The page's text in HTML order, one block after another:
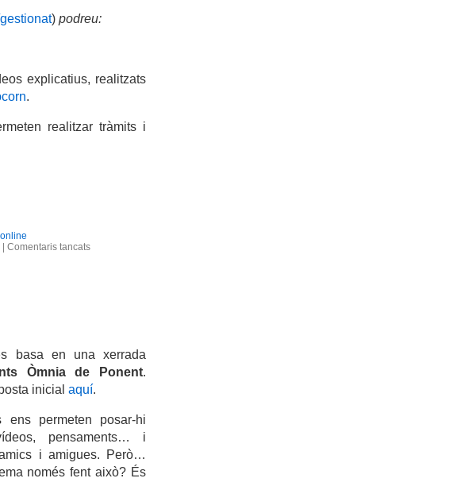
) podreu:
explicatius, realitzats
.
realitzar tràmits i
Comentaris tancatsa
partir
de
Symbaloo
basa en una xerrada
Òmnia de Ponent.
inicial aquí.
ens permeten posar-hi
pensaments… i
i amigues. Però…
només fent això? És